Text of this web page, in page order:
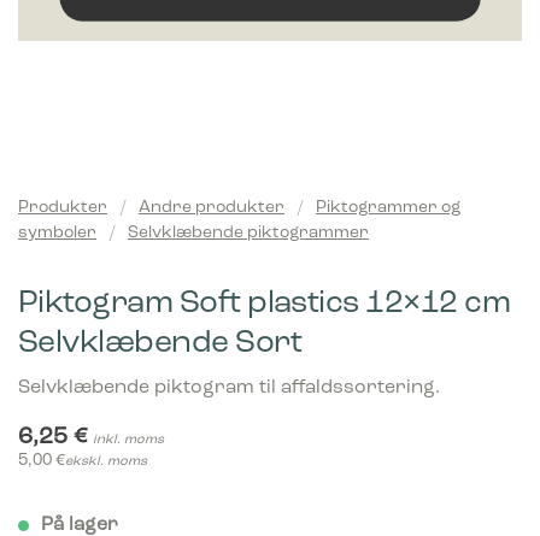
Produkter / Andre produkter /
Piktogrammer og
symboler
/ Selvklæbende piktogrammer
Piktogram Soft plastics 12×12 cm
Selvklæbende Sort
Selvklæbende piktogram til affaldssortering.
6,25 € inkl. moms
5,00 €ekskl. moms
På lager